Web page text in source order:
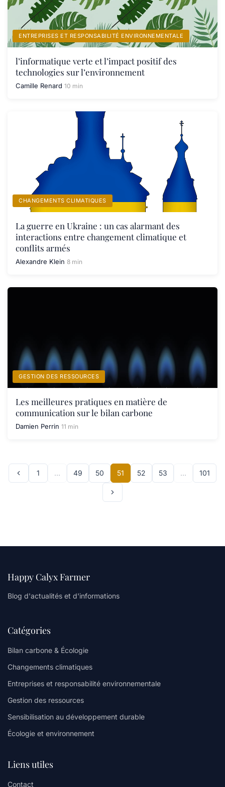
ENTREPRISES ET RESPONSABILITÉ ENVIRONNEMENTALE
l’informatique verte et l’impact positif des
technologies sur l’environnement
Camille Renard 10 min
CHANGEMENTS CLIMATIQUES
La guerre en Ukraine : un cas alarmant des
interactions entre changement climatique et
conflits armés
Alexandre Klein 8 min
GESTION DES RESSOURCES
Les meilleures pratiques en matière de
communication sur le bilan carbone
Damien Perrin 11 min
1 … 49 50 51 52 53 … 101
Happy Calyx Farmer
Blog d'actualités et d'informations
Catégories
Bilan carbone & Écologie
Changements climatiques
Entreprises et responsabilité environnementale
Gestion des ressources
Sensibilisation au développement durable
Écologie et environnement
Liens utiles
Contact